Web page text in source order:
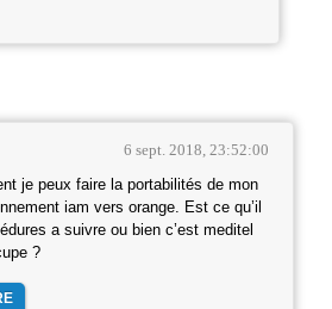
6 sept. 2018, 23:52:00
je peux faire la portabilités de mon
iam vers orange. Est ce qu’il
a suivre ou bien c’est meditel
?